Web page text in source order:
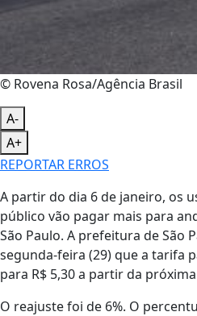
© Rovena Rosa/Agência Brasil
A-
A+
REPORTAR ERROS
A partir do dia 6 de janeiro, os
público vão pagar mais para
São Paulo. A prefeitura de São
segunda-feira (29) que a tarifa
para R$ 5,30 a partir da
O reajuste foi de 6%. O